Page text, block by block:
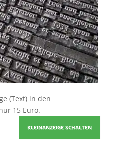
(Text) in den
15 Euro.
KLEINANZEIGE SCHALTEN